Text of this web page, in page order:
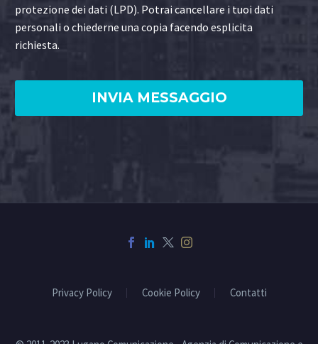
protezione dei dati (LPD). Potrai cancellare i tuoi dati
personali o chiederne una copia facendo esplicita
richiesta.
Privacy Policy Cookie Policy Contatti